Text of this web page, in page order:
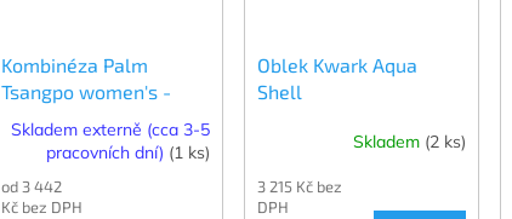
Kombinéza Palm
Tsangpo women's -
dámská
Skladem externě (cca 3-5
pracovních dní) (1 ks)
od 3 442
Kč bez DPH
Oblek Kwark Aqua
Shell
Skladem (2 ks)
3 215 Kč bez
DPH